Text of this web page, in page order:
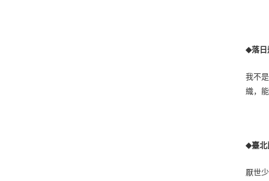
◆落日
我不
織，
◆臺北
厭世